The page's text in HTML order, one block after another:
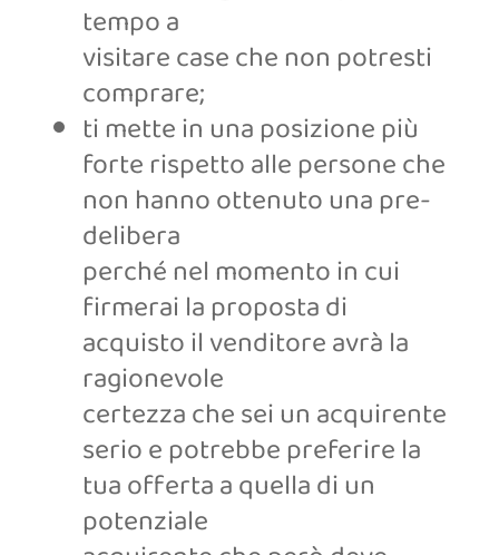
tempo a
visitare case che non potresti
comprare;
ti mette in una posizione più
forte rispetto alle persone che
non hanno ottenuto una pre-
delibera
perché nel momento in cui
firmerai la proposta di
acquisto il venditore avrà la
ragionevole
certezza che sei un acquirente
serio e potrebbe preferire la
tua offerta a quella di un
potenziale